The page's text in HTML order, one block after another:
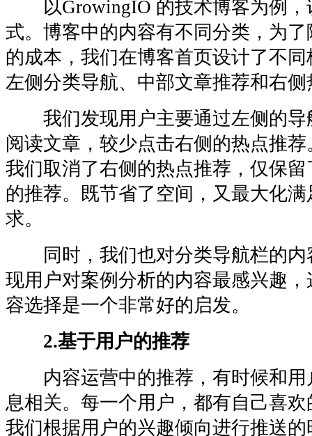
以GrowingIO 的技术博客为例，
式。博客中的内容有不同分类，为
的成本，我们在博客首页设计了不
左侧分类导航、中部文章推荐和右
我们发现用户主要通过左侧的导
阅读文章，较少点击右侧的热点推
我们取消了右侧的热点推荐，仅保
的推荐。既节省了空间，又最大化
求。
同时，我们也对分类导航栏的内
现用户对案例分析的内容最感兴趣
容选择是一个非常好的启发。
2.基于用户的推荐
内容运营中的推荐，有时候和用
息相关。每一个用户，都有自己喜
我们根据用户的兴趣倾向进行推送